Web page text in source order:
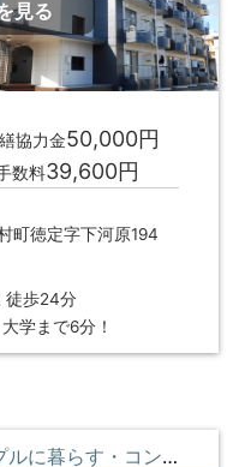
見る
協力金50,000円
数料39,600円
町徳定字下河原194
徒歩24分
学まで6分！
【サクセス・メゾン】シンプルに暮らす・コンビニとスーパーの近くに暮らす ②階 **即入居募集中**